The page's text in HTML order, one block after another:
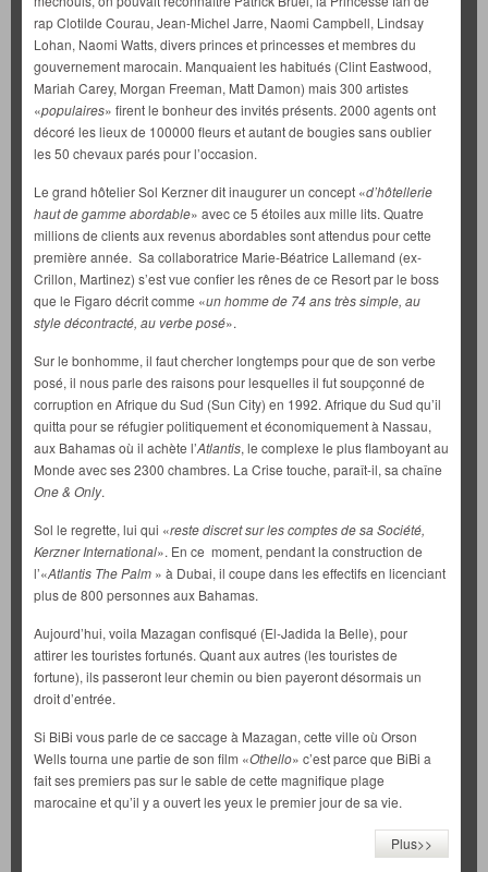
rap Clotilde Courau, Jean-Michel Jarre, Naomi Campbell, Lindsay
Lohan, Naomi Watts, divers princes et princesses et membres du
gouvernement marocain. Manquaient les habitués (Clint Eastwood,
Mariah Carey, Morgan Freeman, Matt Damon) mais 300 artistes
«populaires» firent le bonheur des invités présents. 2000 agents ont
décoré les lieux de 100000 fleurs et autant de bougies sans oublier
les 50 chevaux parés pour l’occasion.
Le grand hôtelier Sol Kerzner dit inaugurer un concept «d’hôtellerie
haut de gamme abordable» avec ce 5 étoiles aux mille lits. Quatre
millions de clients aux revenus abordables sont attendus pour cette
première année. Sa collaboratrice Marie-Béatrice Lallemand (ex-
Crillon, Martinez) s’est vue confier les rênes de ce Resort par le boss
que le Figaro décrit comme «unhomme de 74 ans très simple, au
style décontracté, au verbe posé».
Sur le bonhomme, il faut chercher longtemps pour que de son verbe
posé, il nous parle des raisons pour lesquelles il fut soupçonné de
corruption en Afrique du Sud (Sun City) en 1992. Afrique du Sud qu’il
quitta pour se réfugier politiquement et économiquement à Nassau,
aux Bahamas où il achète l’Atlantis, le complexe le plus flamboyant au
Monde avec ses 2300 chambres. La Crise touche, paraît-il, sa chaîne
One & Only.
Sol le regrette, lui qui «reste discret sur les comptes de sa Société,
Kerzner International». En ce moment, pendant la construction de
l’«Atlantis The Palm » à Dubai, il coupe dans les effectifs en licenciant
plus de 800 personnes aux Bahamas.
Aujourd’hui, voila Mazagan confisqué (El-Jadida la Belle), pour
attirer les touristes fortunés. Quant aux autres (les touristes de
fortune), ils passeront leur chemin ou bien payeront désormais un
droit d’entrée.
Si BiBi vous parle de ce saccage à Mazagan, cette ville où Orson
Wells tourna une partie de son film «Othello» c’est parce que BiBi a
fait ses premiers pas sur le sable de cette magnifique plage
marocaine et qu’il y a ouvert les yeux le premier jour de sa vie.
Plus>>